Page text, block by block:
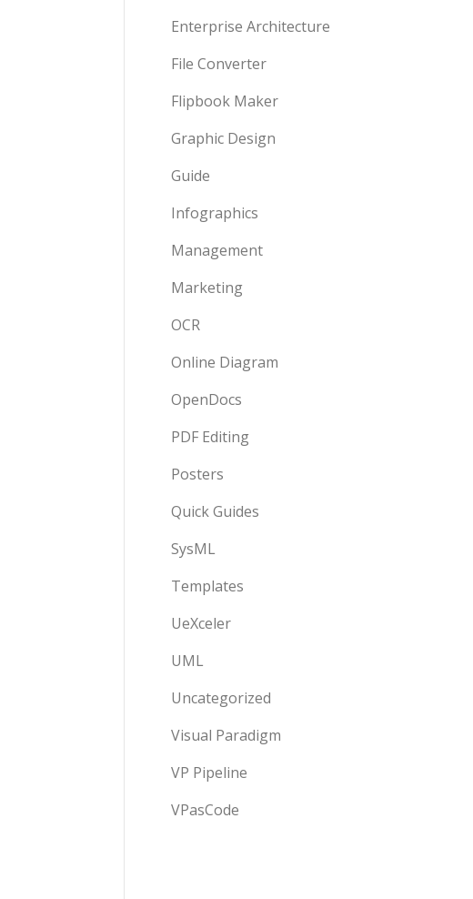
Enterprise Architecture
File Converter
Flipbook Maker
Graphic Design
Guide
Infographics
Management
Marketing
OCR
Online Diagram
OpenDocs
PDF Editing
Posters
Quick Guides
SysML
Templates
UeXceler
UML
Uncategorized
Visual Paradigm
VP Pipeline
VPasCode